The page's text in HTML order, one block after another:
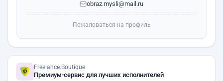
obraz.mysli@mail.ru
Пожаловаться на профиль
Freelance.Boutique
Премиум-сервис для лучших исполнителей